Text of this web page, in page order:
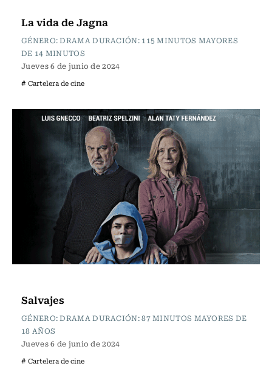
La vida de Jagna
GÉNERO: DRAMA DURACIÓN: 115 MINUTOS MAYORES
DE 14 MINUTOS
Jueves 6 de junio de 2024
# Cartelera de cine
Salvajes
GÉNERO: DRAMA DURACIÓN: 87 MINUTOS MAYORES DE
18 AÑOS
Jueves 6 de junio de 2024
# Cartelera de cine